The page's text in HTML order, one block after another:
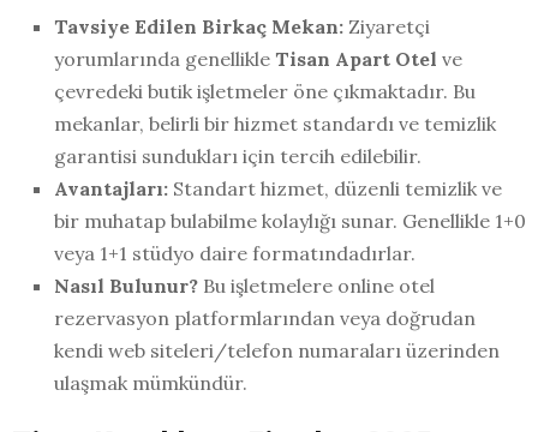
Tavsiye Edilen Birkaç Mekan: Ziyaretçi
yorumlarında genellikle Tisan Apart Otel ve
çevredeki butik işletmeler öne çıkmaktadır. Bu
mekanlar, belirli bir hizmet standardı ve temizlik
garantisi sundukları için tercih edilebilir.
Avantajları: Standart hizmet, düzenli temizlik ve
bir muhatap bulabilme kolaylığı sunar. Genellikle 1+0
veya 1+1 stüdyo daire formatındadırlar.
Nasıl Bulunur? Bu işletmelere online otel
rezervasyon platformlarından veya doğrudan
kendi web siteleri/telefon numaraları üzerinden
ulaşmak mümkündür.